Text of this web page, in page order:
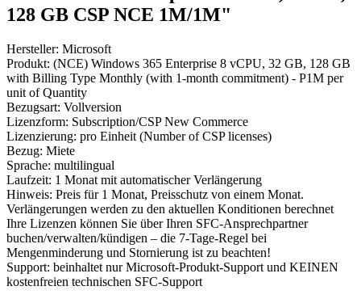
128 GB CSP NCE 1M/1M"
Hersteller: Microsoft
Produkt: (NCE) Windows 365 Enterprise 8 vCPU, 32 GB, 128 GB
with Billing Type Monthly (with 1-month commitment) - P1M per
unit of Quantity
Bezugsart: Vollversion
Lizenzform: Subscription/CSP New Commerce
Lizenzierung: pro Einheit (Number of CSP licenses)
Bezug: Miete
Sprache: multilingual
Laufzeit: 1 Monat mit automatischer Verlängerung
Hinweis: Preis für 1 Monat, Preisschutz von einem Monat.
Verlängerungen werden zu den aktuellen Konditionen berechnet
Ihre Lizenzen können Sie über Ihren SFC-Ansprechpartner
buchen/verwalten/kündigen – die 7-Tage-Regel bei
Mengenminderung und Stornierung ist zu beachten!
Support: beinhaltet nur Microsoft-Produkt-Support und KEINEN
kostenfreien technischen SFC-Support